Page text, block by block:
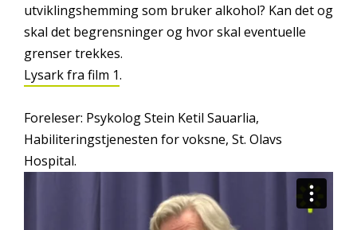
utviklingshemming som bruker alkohol? Kan det og
skal det begrensninger og hvor skal eventuelle
grenser trekkes.
Lysark fra film 1.
Foreleser: Psykolog Stein Ketil Sauarlia,
Habiliteringstjenesten for voksne, St. Olavs
Hospital.